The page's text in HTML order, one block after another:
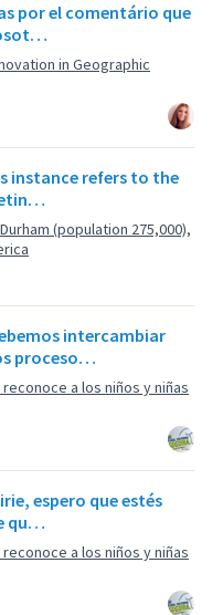
por el comentário que
in Geographic
instance refers to the
(population 275,000),
intercambiar
proceso…
a los niños y niñas
espero que estés
qu…
a los niños y niñas